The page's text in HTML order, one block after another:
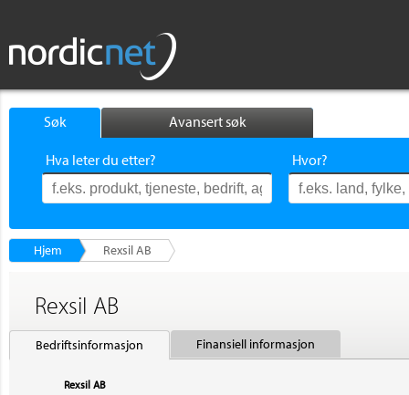
Søk Avansert søk
Hva leter du etter? Hvor?
Hjem Rexsil AB
Rexsil AB
Bedriftsinformasjon Finansiell informasjon
Rexsil AB